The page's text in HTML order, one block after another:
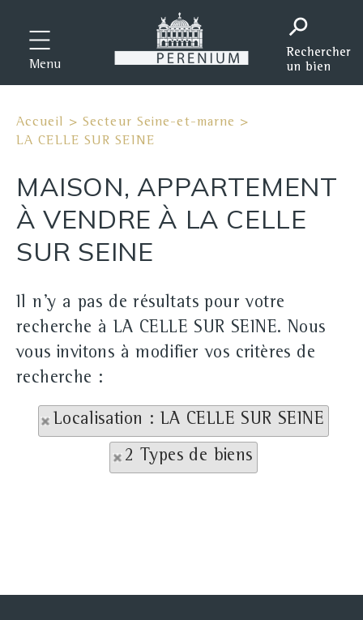
Menu
Accueil >Secteur Seine-et-marne >
LA CELLE SUR SEINE
MAISON, APPARTEMENT
À VENDRE À LA CELLE
SUR SEINE
Il n'y a pas de résultats pour votre
recherche à LA CELLE SUR SEINE. Nous
vous invitons à modifier vos critères de
recherche :
Localisation : LA CELLE SUR SEINE
2 Types de biens